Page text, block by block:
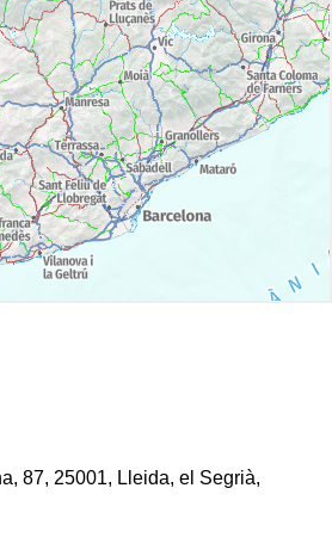
87, 25001, Lleida, el Segrià,